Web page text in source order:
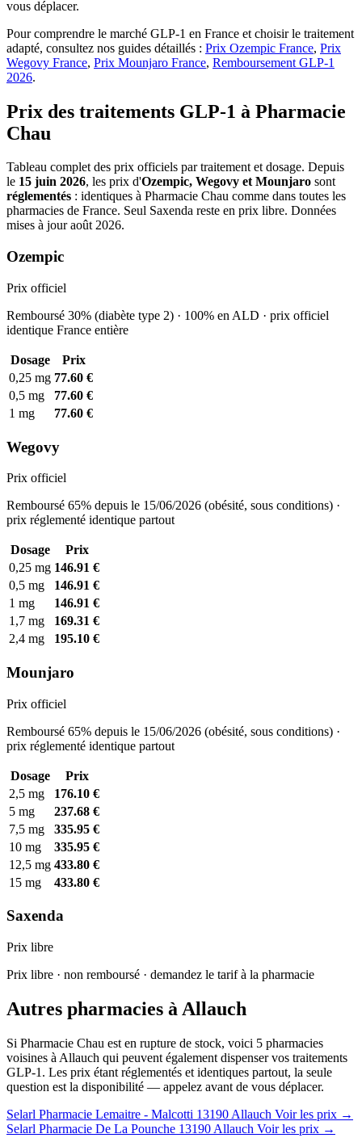
vous déplacer.
Pour comprendre le marché GLP-1 en France et choisir le traitement
adapté, consultez nos guides détaillés : Prix Ozempic France, Prix
Wegovy France, Prix Mounjaro France, Remboursement GLP-1
2026.
Prix des traitements GLP-1 à Pharmacie
Chau
Tableau complet des prix officiels par traitement et dosage. Depuis
le 15 juin 2026, les prix d'Ozempic, Wegovy et Mounjaro sont
réglementés : identiques à Pharmacie Chau comme dans toutes les
pharmacies de France. Seul Saxenda reste en prix libre. Données
mises à jour août 2026.
Ozempic
Prix officiel
Remboursé 30% (diabète type 2) · 100% en ALD · prix officiel
identique France entière
Dosage
Prix
0,25 mg 77.60 €
0,5 mg
77.60 €
1 mg
77.60 €
Wegovy
Prix officiel
Remboursé 65% depuis le 15/06/2026 (obésité, sous conditions) ·
prix réglementé identique partout
Dosage
Prix
0,25 mg 146.91 €
0,5 mg
146.91 €
1 mg
146.91 €
1,7 mg
169.31 €
2,4 mg
195.10 €
Mounjaro
Prix officiel
Remboursé 65% depuis le 15/06/2026 (obésité, sous conditions) ·
prix réglementé identique partout
Dosage
Prix
2,5 mg
176.10 €
5 mg
237.68 €
7,5 mg
335.95 €
10 mg
335.95 €
12,5 mg 433.80 €
15 mg
433.80 €
Saxenda
Prix libre
Prix libre · non remboursé · demandez le tarif à la pharmacie
Autres pharmacies à Allauch
Si Pharmacie Chau est en rupture de stock, voici 5 pharmacies
voisines à Allauch qui peuvent également dispenser vos traitements
GLP-1. Les prix étant réglementés et identiques partout, la seule
question est la disponibilité — appelez avant de vous déplacer.
Selarl Pharmacie Lemaitre - Malcotti 13190 Allauch Voir les prix →
Selarl Pharmacie De La Pounche 13190 Allauch Voir les prix →